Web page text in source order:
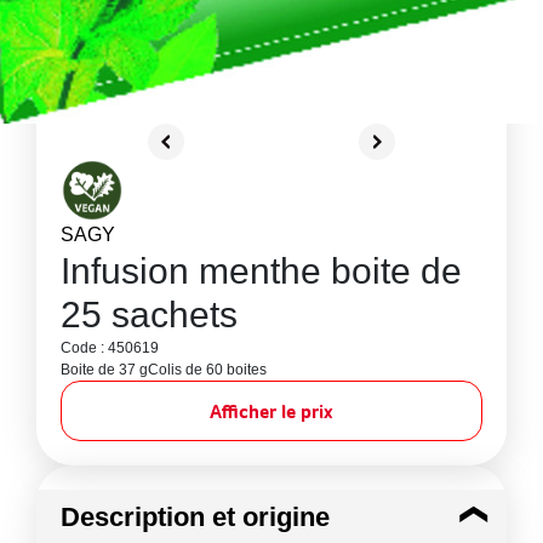
SAGY
Infusion menthe boite de
25 sachets
Code : 450619
Boite de 37 gColis de 60 boites
Afficher le prix
Description et origine